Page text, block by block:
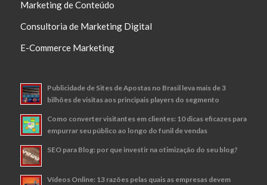
Marketing de Conteúdo
Consultoria de Marketing Digital
E-Commerce Marketing
Publicidade de Sites de Apostas no Brasil leva mais de 3
bilhões de visitas aos principais players do segmento
Como converter visitantes em clientes: 10 dicas eficazes para
empurrar seu público ao longo do funil de vendas
SEO para Blog: por que investir na otimização do seu blog?
Vídeos Online: 13 razões pelas quais as empresas devem